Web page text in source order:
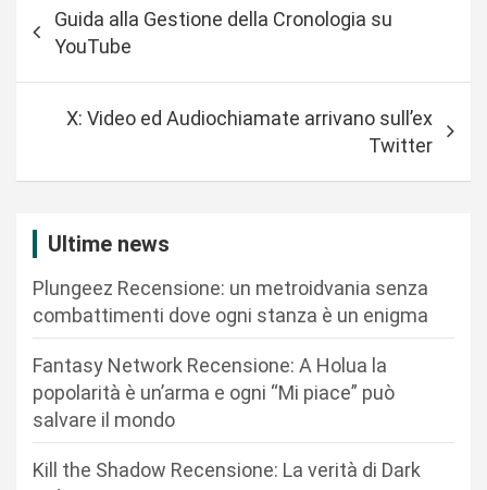
a
Guida alla Gestione della Cronologia su
YouTube
X: Video ed Audiochiamate arrivano sull’ex
Twitter
Ultime news
Plungeez Recensione: un metroidvania senza
combattimenti dove ogni stanza è un enigma
Fantasy Network Recensione: A Holua la
popolarità è un’arma e ogni “Mi piace” può
salvare il mondo
Kill the Shadow Recensione: La verità di Dark